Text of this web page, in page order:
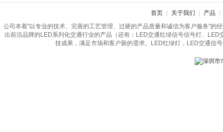
首页 关于我们 产品
公司本着"以专业的技术、完善的工艺管理、过硬的产品质量和诚信为客户服务"的
出前沿品牌的LED系列化交通行业的产品（还有：LED交通红绿信号信号灯、
技成果，满足市场和客户新的需求。LED红绿灯，LED交通信